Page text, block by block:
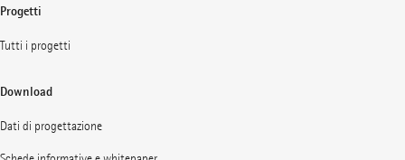
Progetti
Tutti i progetti
Download
Dati di progettazione